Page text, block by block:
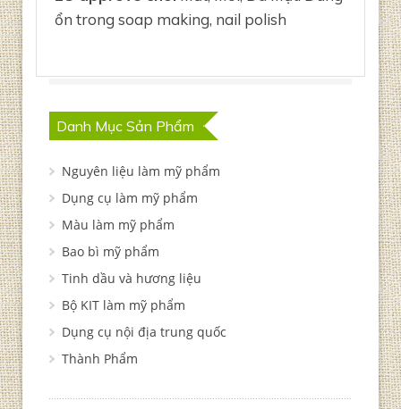
ổn trong soap making, nail polish
Danh Mục Sản Phẩm
Nguyên liệu làm mỹ phẩm
Dụng cụ làm mỹ phẩm
Màu làm mỹ phẩm
Bao bì mỹ phẩm
Tinh dầu và hương liệu
Bộ KIT làm mỹ phẩm
Dụng cụ nội địa trung quốc
Thành Phẩm